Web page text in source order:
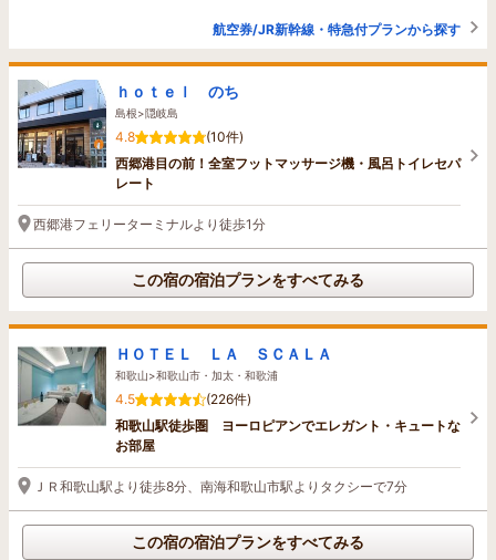
航空券/JR新幹線・特急付プランから探す
ｈｏｔｅｌ のち
島根>隠岐島
4.8
(10件)
西郷港目の前！全室フットマッサージ機・風呂トイレセパ
レート
西郷港フェリーターミナルより徒歩1分
この宿の宿泊プランをすべてみる
ＨＯＴＥＬ ＬＡ ＳＣＡＬＡ
和歌山>和歌山市・加太・和歌浦
4.5
(226件)
和歌山駅徒歩圏 ヨーロピアンでエレガント・キュートな
お部屋
ＪＲ和歌山駅より徒歩8分、南海和歌山市駅よりタクシーで7分
この宿の宿泊プランをすべてみる